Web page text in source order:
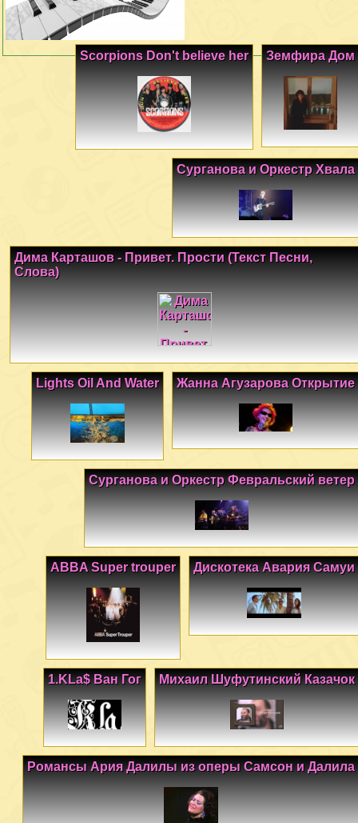
Земфира Дом
Scorpions Don't believe her
Сурганова и Оркестр Хвала
Дима Карташов - Привет. Прости (Текст Песни,
Слова)
Жанна Агузарова Открытие
Lights Oil And Water
Сурганова и Оркестр Февральский ветер
Дискотека Авария Самуи
ABBA Super trouper
Михаил Шуфутинский Казачок
1.KLa$ Ван Гог
Романсы Ария Далилы из оперы Самсон и Далила